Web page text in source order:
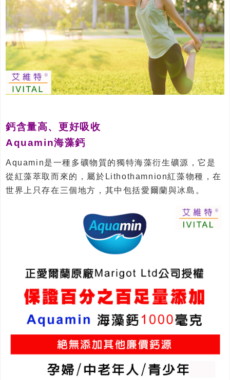
鈣含量高、更好吸收
Aquamin海藻鈣
Aquamin是一種多礦物質的獨特海藻衍生礦源，它是
從紅藻萃取而來的，屬於Lithothamnion紅藻物種，在
世界上只存在三個地方，其中包括愛爾蘭與冰島。